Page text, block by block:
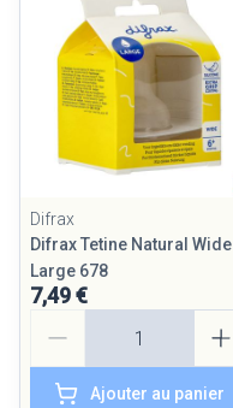
Difrax
Difrax Tetine Natural Wide
Large 678
7,49 €
Ajouter au panier